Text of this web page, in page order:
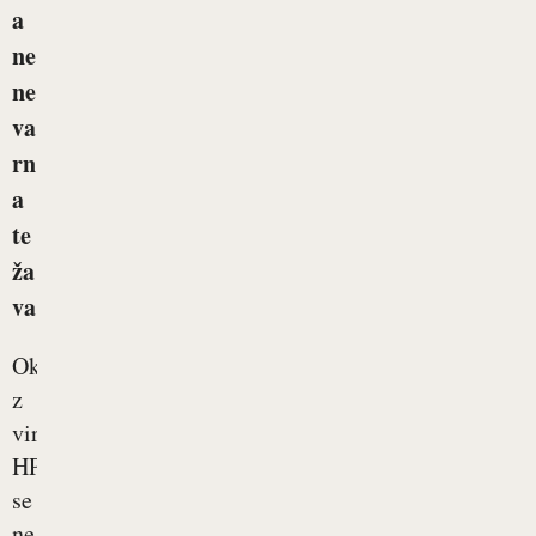
a
ne
ne
va
rn
a
te
ža
va
Okužbi
z
virusi
HPV
se